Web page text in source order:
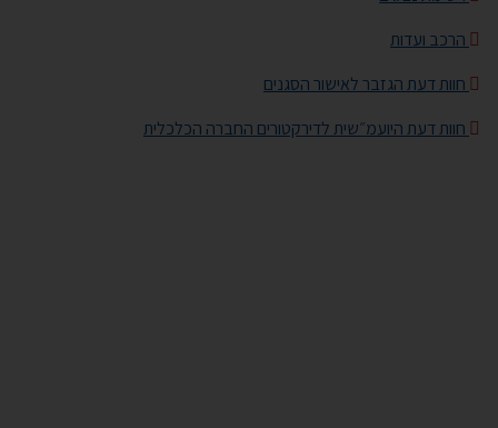
הרכב ועדות
חוות דעת הגזבר לאישור הסגנים
חוות דעת היועמ״שית לדירקטורים החברה הכלכלית